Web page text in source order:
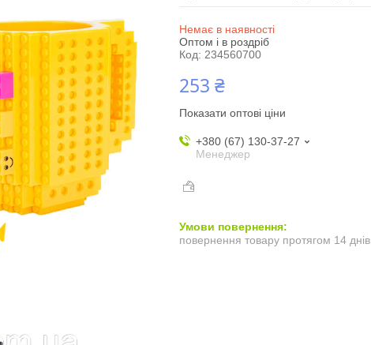
Немає в наявності
Оптом і в роздріб
Код: 234560700
253 ₴
Показати оптові ціни
+380 (67) 130-37-27
Менеджер
повернення товару протягом 14 днів